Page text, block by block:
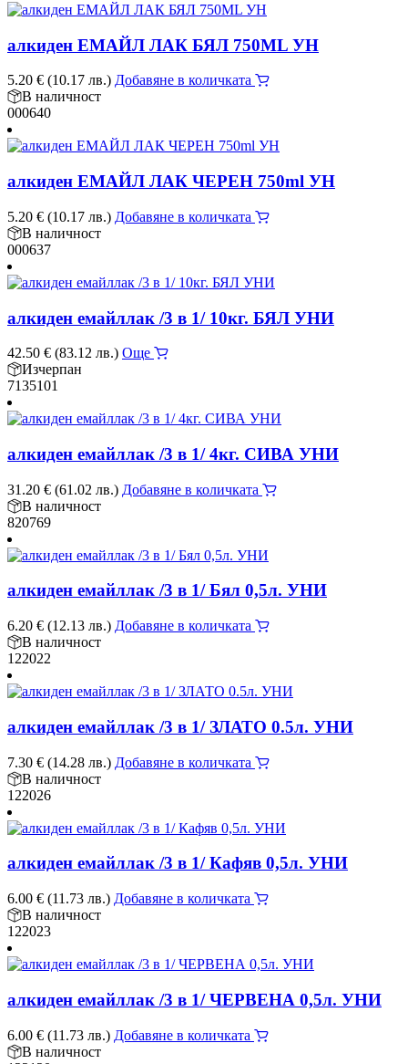
алкиден ЕМАЙЛ ЛАК БЯЛ 750ML УН
5.20 € (10.17 лв.) Добавяне в количката
В наличност
000640
алкиден ЕМАЙЛ ЛАК ЧЕРЕН 750ml УН
5.20 € (10.17 лв.) Добавяне в количката
В наличност
000637
алкиден емайллак /3 в 1/ 10кг. БЯЛ УНИ
42.50 € (83.12 лв.) Още
Изчерпан
7135101
алкиден емайллак /3 в 1/ 4кг. СИВА УНИ
31.20 € (61.02 лв.) Добавяне в количката
В наличност
820769
алкиден емайллак /3 в 1/ Бял 0,5л. УНИ
6.20 € (12.13 лв.) Добавяне в количката
В наличност
122022
алкиден емайллак /3 в 1/ ЗЛАТО 0.5л. УНИ
7.30 € (14.28 лв.) Добавяне в количката
В наличност
122026
алкиден емайллак /3 в 1/ Кафяв 0,5л. УНИ
6.00 € (11.73 лв.) Добавяне в количката
В наличност
122023
алкиден емайллак /3 в 1/ ЧЕРВЕНА 0,5л. УНИ
6.00 € (11.73 лв.) Добавяне в количката
В наличност